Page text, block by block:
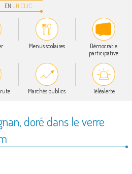
EN UN CLIC
Menus scolaires
Démocratie
participative
Marchés publics Téléalerte
doré dans le verre